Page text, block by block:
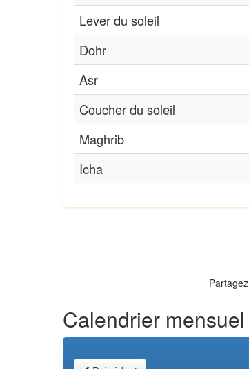
Lever du soleil
Dohr
Asr
Coucher du soleil
Maghrib
Icha
Partagez
Calendrier mensuel